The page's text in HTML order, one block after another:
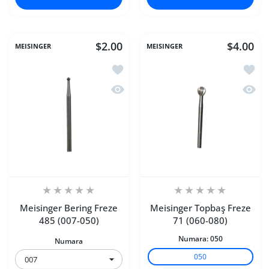
MEISINGER $2.00
İstek listesine ekle Meisinger Bering
Hızlı Görünüm Meisinger Bering
Meisinger Bering Freze
485 (007-050)
Numara
MEISINGER $4.00
İstek
Hızlı
Meisinger Topbaş Freze
71 (060-080)
Numara:050
050